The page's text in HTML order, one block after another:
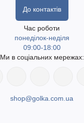
До контактів
Час роботи
понеділок-неділя
09:00-18:00
Ми в соціальних мережах:
shop@golka.com.ua